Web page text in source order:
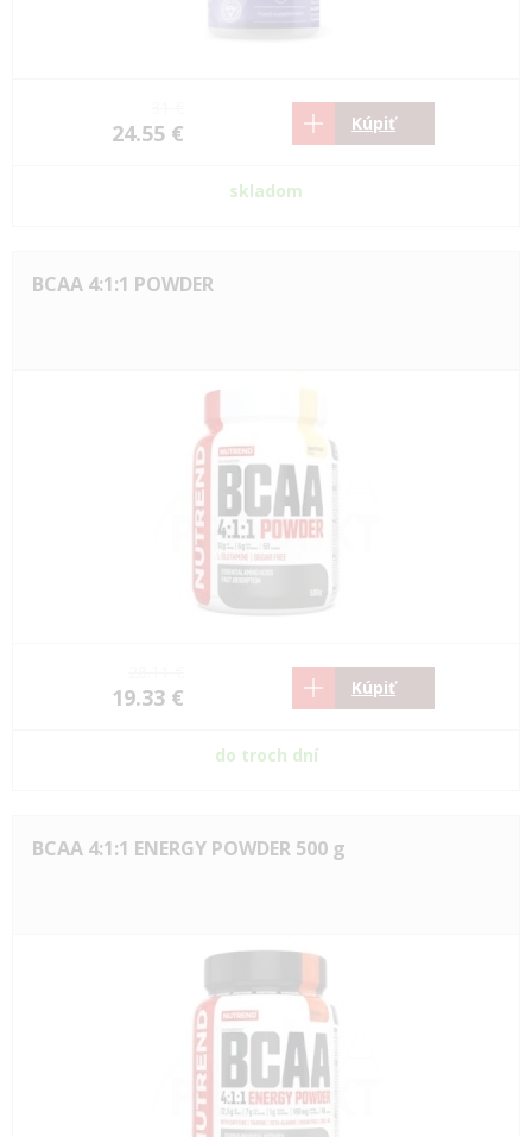
24.55 € Kúpiť
skladom
BCAA 4:1:1 POWDER
19.33 € Kúpiť
do troch dní
BCAA 4:1:1 ENERGY POWDER 500 g